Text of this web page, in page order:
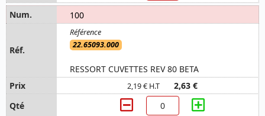
100
22.65093.000
RESSORT CUVETTES REV 80 BETA
2,19 € H.T 2,63 €